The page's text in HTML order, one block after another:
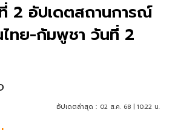
2 อัปเดตสถานการณ์
ทย-กัมพูชา วันที่ 2
อัปเดตล่าสุด : 02 ส.ค. 68 | 10:22 น.